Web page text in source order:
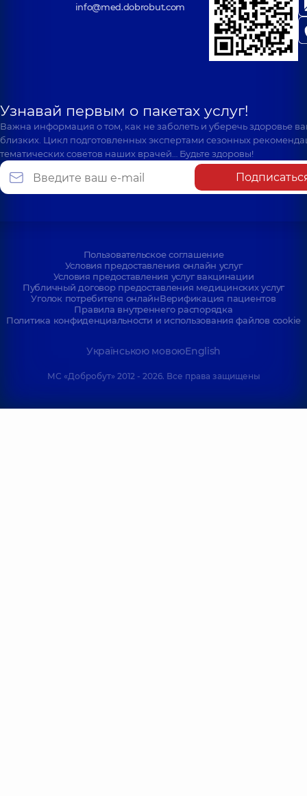
info@med.dobrobut.com
Узнавай первым о пакетах услуг!
Важна информация о том, как не заболеть и уберечь здоровье
близких. Цикл подготовленных экспертами сезонных
тематических советов наших врачей… Будьте здоровы!
Пользовательское соглашение
Условия предоставления онлайн услуг
Условия предоставления услуг вакцинации
Публичный договор предоставления медицинских услуг
Уголок потребителя онлайнВерификация пациентов
Правила внутреннего распорядка
Политика конфиденциальности и использования файлов cookie
Українською мовоюEnglish
МС «Добробут» 2012 - 2026. Все права защищены